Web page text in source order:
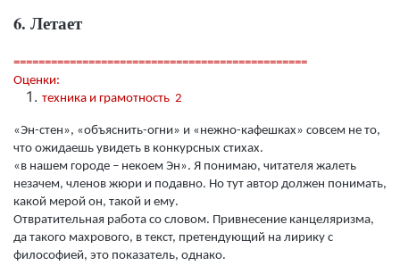
6. Летает
===============================================
Оценки:
техника и грамотность 2
«Эн-стен», «объяснить-огни» и «нежно-кафешках» совсем не то,
что ожидаешь увидеть в конкурсных стихах.
«в нашем городе – некоем Эн». Я понимаю, читателя жалеть
незачем, членов жюри и подавно. Но тут автор должен понимать,
какой мерой он, такой и ему.
Отвратительная работа со словом. Привнесение канцеляризма,
да такого махрового, в текст, претендующий на лирику с
философией, это показатель, однако.